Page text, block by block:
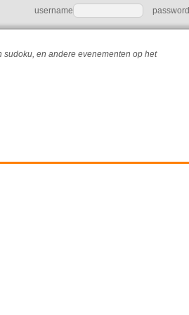
username password
en andere evenementen op het